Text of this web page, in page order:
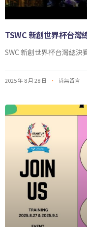
TSWC 新創世界杯台灣
SWC 新創世界杯台灣總決
2025 年 8 月 28 日 尚無留言